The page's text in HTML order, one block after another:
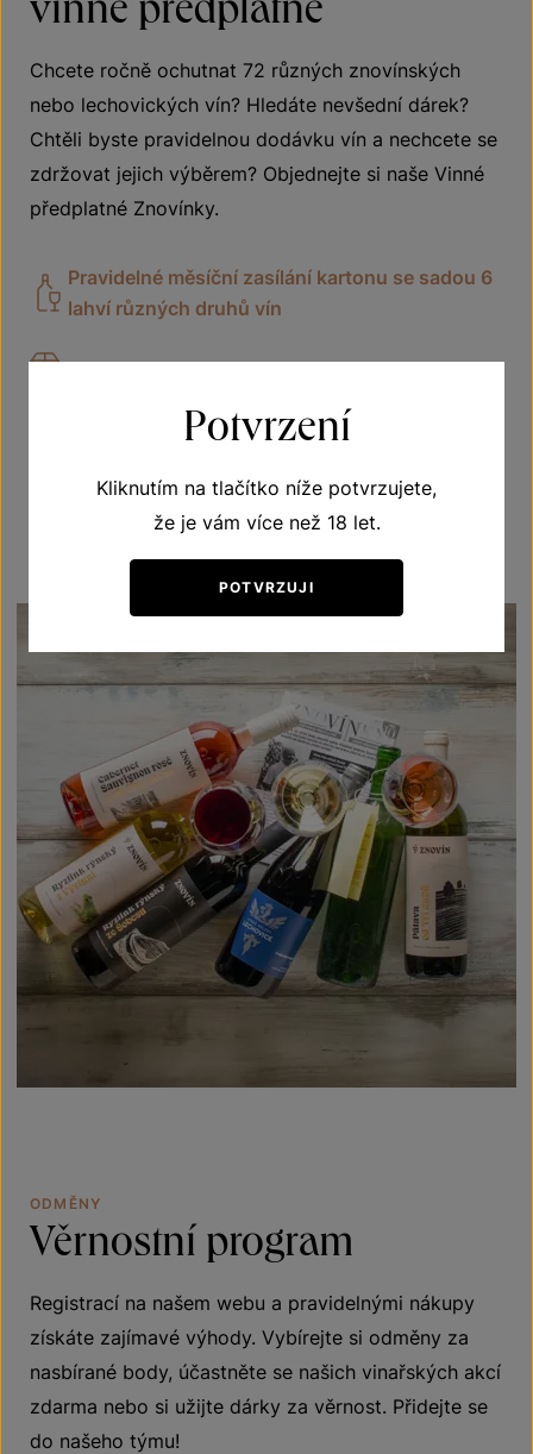
Chcete ročně ochutnat 72 různých znovínských
nebo lechovických vín? Hledáte nevšední dárek?
Chtěli byste pravidelnou dodávku vín a nechcete se
zdržovat jejich výběrem? Objednejte si naše Vinné
předplatné Znovínky.
Pravidelné měsíční zasílání kartonu se sadou 6
lahví různých druhů vín
Vhodné jako dárek
VÍCE O PŘEDPLATNÉM
ODMĚNY
Věrnostníprogram
Registrací na našem webu a pravidelnými nákupy
získáte zajímavé výhody. Vybírejte si odměny za
nasbírané body, účastněte se našich vinařských akcí
zdarma nebo si užijte dárky za věrnost. Přidejte se
do našeho týmu!
Potvrzení
Kliknutím na tlačítko níže potvrzujete,
že je vám více než 18 let.
POTVRZUJI